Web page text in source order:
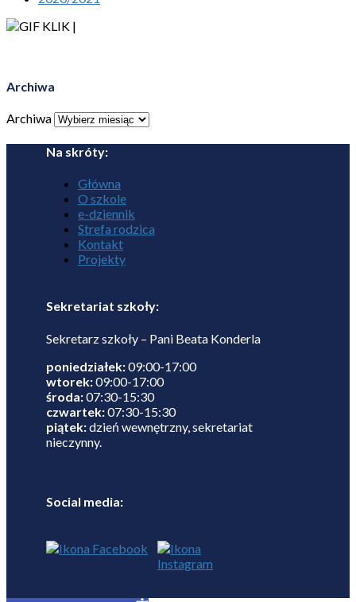
Archiwa
Archiwa
Na skróty:
Główna
O szkole
e-dziennik
Strefa rodzica
Kontakt
Projekty
Sekretariat szkoły:
Sekretarz szkoły – Pani Beata Konderla
poniedziałek:09:00-17:00
wtorek:09:00-17:00
środa:07:30-15:30
czwartek:07:30-15:30
piątek:dzień wewnętrzny, sekretariat
nieczynny.
Social media: